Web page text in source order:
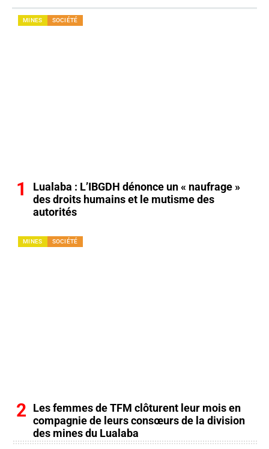
MINES SOCIÉTÉ
Lualaba : L’IBGDH dénonce un « naufrage »
des droits humains et le mutisme des
autorités
MINES SOCIÉTÉ
Les femmes de TFM clôturent leur mois en
compagnie de leurs consœurs de la division
des mines du Lualaba